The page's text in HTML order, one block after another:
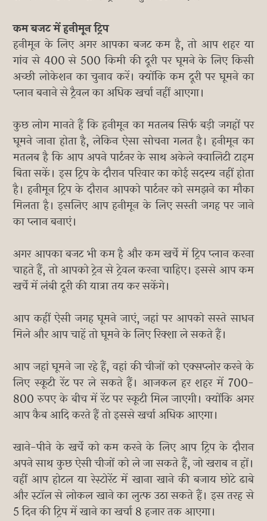
कम बजट में हनीमून ट्रिप
हनीमून के लिए अगर आपका बजट कम है, तो आप शहर या
गांव से 400 से 500 किमी की दूरी पर घूमने के लिए किसी
अच्छी लोकेशन का चुनाव करें। क्योंकि कम दूरी पर घूमने का
प्लान बनाने से ट्रैवल का अधिक खर्चा नहीं आएगा।
कुछ लोग मानते हैं कि हनीमून का मतलब सिर्फ बड़ी जगहों पर
घूमने जाना होता है, लेकिन ऐसा सोचना गलत है। हनीमून का
मतलब है कि आप अपने पार्टनर के साथ अकेले क्वालिटी टाइम
बिता सकें। इस ट्रिप के दौरान परिवार का कोई सदस्य नहीं होता
है। हनीमून ट्रिप के दौरान आपको पार्टनर को समझने का मौका
मिलता है। इसलिए आप हनीमून के लिए सस्ती जगह पर जाने
का प्लान बनाएं।
अगर आपका बजट भी कम है और कम खर्चे में ट्रिप प्लान करना
चाहते हैं, तो आपको ट्रेन से ट्रेवल करना चाहिए। इससे आप कम
खर्चे में लंबी दूरी की यात्रा तय कर सकेंगे।
आप कहीं ऐसी जगह घूमने जाएं, जहां पर आपको सस्ते साधन
मिले और आप चाहें तो घूमने के लिए रिक्शा ले सकते हैं।
आप जहां घूमने जा रहे हैं, वहां की चीजों को एक्सप्लोर करने के
लिए स्कूटी रेंट पर ले सकते हैं। आजकल हर शहर में 700-
800 रुपए के बीच में रेंट पर स्कूटी मिल जाएगी। क्योंकि अगर
आप कैब आदि करते हैं तो इससे खर्चा अधिक आएगा।
खाने-पीने के खर्चे को कम करने के लिए आप ट्रिप के दौरान
अपने साथ कुछ ऐसी चीजों को ले जा सकते हैं, जो खराब न हों।
वहीं आप होटल या रेस्टोरेंट में खाना खाने की बजाय छोटे ढाबे
और स्टॉल से लोकल खाने का लुत्फ उठा सकते हैं। इस तरह से
5 दिन की ट्रिप में खाने का खर्चा 8 हजार तक आएगा।